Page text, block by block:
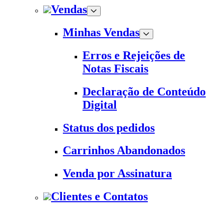
Vendas
Minhas Vendas
Erros e Rejeições de
Notas Fiscais
Declaração de Conteúdo
Digital
Status dos pedidos
Carrinhos Abandonados
Venda por Assinatura
Clientes e Contatos